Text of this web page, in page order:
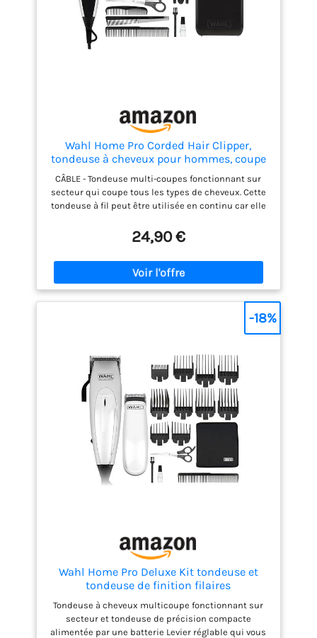
confortable Contenu de la
livraison : 1 tondeuse à
gazon électrique, 1
Wahl Home Pro Corded Hair Clipper,
tondeuse à cheveux pour hommes, coupe
de cheveux à domicile, set de tondeuses,
kit de toilettage, tondeuse à fil, lames de
coupe de précision
CÂBLE - Tondeuse multi-coupes fonctionnant sur
secteur qui coupe tous les types de cheveux. Cette
tondeuse à fil peut être utilisée en continu car elle
particulièrement utile si vous devez l'utiliser
pendant une période prolongée. LEVIER DE COUPE -
Le levier de coupe réglable permet d'obtenir une
plus grande amplitude de longueurs de coupe sans
changer de sabot et facilite la sélection et le
verrouillage de la longueur dont vous avez besoin. Il
est également idéal pour créer des styles tels que
confort et un meilleur contrôle. LAMES AFFÛTÉES
AVEC PRÉCISION - Tête de coupe en acier à haute
teneur en carbone, affûtée avec précision pour des
performances de coupe optimales et pour rester
aiguisées plus longtemps. Nos têtes de coupe
offrent des performances supérieures et sont
dotées de dents plus fines qui permettent une
coupe de meilleure qualité. LONGUEURS VARIÉES - Le
kit est livré avec 8 sabots, offrant des longueurs de
3 mm à 25 mm pour créer des styles différents. En
outre, 3 peignes, 3 pinces à cheveux et une paire de
24,90 €
Wahl Home Pro Deluxe Kit tondeuse et
tondeuse de finition filaires
Tondeuse à cheveux multicoupe fonctionnant sur
secteur et tondeuse de précision compacte
alimentée par une batterie Levier réglable qui vous
-18%